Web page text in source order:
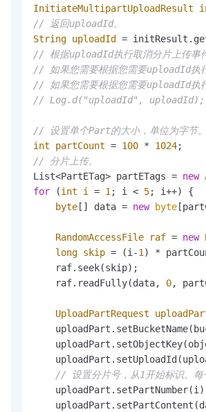
InitiateMultipartUploadResult
// 返回uploadId。
String uploadId =
// 根据uploadId执行取消分片上传事
// 如果您需要根据您需要uploadId
// 如果您需要根据您需要uploadId执
// Log.d("uploadId", uploadId);
// 设置单个Part的大小，单位为字节。
int
partCount = 100 * 1024
// 分片上传。
List<PartETag> partETags = new
for (int i = 1; i < 5; i++) {
byte [] data = new byte
RandomAccessFile raf = new
long skip = (i-1) *
    raf.seek(skip);
    raf.readFully(data,
0,
UploadPartRequest
// 设置分片号，从1开始标识。每